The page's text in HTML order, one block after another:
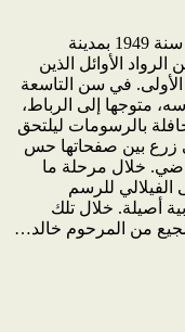
ظل اسم محمد الفيلالي، الذي أبصر النور سنة 1949 بمدينة
الأوائل الذين
في سن التاسعة
متوجها إلى الرباط،
بالرسومات ليلتحق
زرع بين صفحاتها حس
خلال مرحلة ما
للرسم
أصيلة. خلال تلك
من المرحوم خالد…